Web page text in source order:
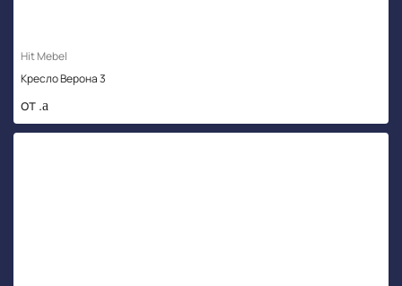
Hit Mebel
Кресло Верона 3
от .